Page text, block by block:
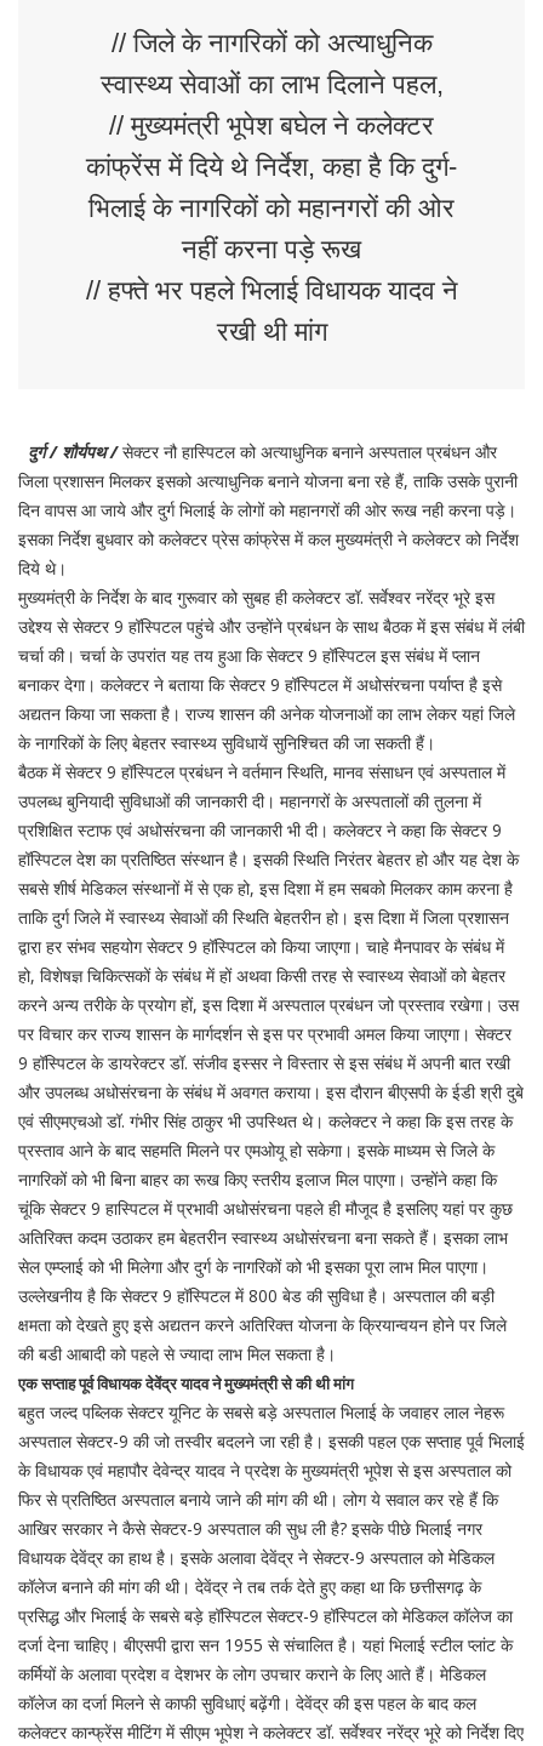
// जिले के नागरिकों को अत्याधुनिक
स्वास्थ्य सेवाओं का लाभ दिलाने पहल,
// मुख्यमंत्री भूपेश बघेल ने कलेक्टर
कांफ्रेंस में दिये थे निर्देश, कहा है कि दुर्ग-
भिलाई के नागरिकों को महानगरों की ओर
नहीं करना पड़े रूख
// हफ्ते भर पहले भिलाई विधायक यादव ने
रखी थी मांग
दुर्ग / शौर्यपथ / सेक्टर नौ हास्पिटल को अत्याधुनिक बनाने अस्पताल प्रबंधन और
जिला प्रशासन मिलकर इसको अत्याधुनिक बनाने योजना बना रहे हैं, ताकि उसके पुरानी
दिन वापस आ जाये और दुर्ग भिलाई के लोगों को महानगरों की ओर रूख नही करना पड़े।
इसका निर्देश बुधवार को कलेक्टर प्रेस कांफ्रेस में कल मुख्यमंत्री ने कलेक्टर को निर्देश
दिये थे।
मुख्यमंत्री के निर्देश के बाद गुरूवार को सुबह ही कलेक्टर डॉ. सर्वेश्वर नरेंद्र भूरे इस
उद्देश्य से सेक्टर 9 हॉस्पिटल पहुंचे और उन्होंने प्रबंधन के साथ बैठक में इस संबंध में लंबी
चर्चा की। चर्चा के उपरांत यह तय हुआ कि सेक्टर 9 हॉस्पिटल इस संबंध में प्लान
बनाकर देगा। कलेक्टर ने बताया कि सेक्टर 9 हॉस्पिटल में अधोसंरचना पर्याप्त है इसे
अद्यतन किया जा सकता है। राज्य शासन की अनेक योजनाओं का लाभ लेकर यहां जिले
के नागरिकों के लिए बेहतर स्वास्थ्य सुविधायें सुनिश्चित की जा सकती हैं।
बैठक में सेक्टर 9 हॉस्पिटल प्रबंधन ने वर्तमान स्थिति, मानव संसाधन एवं अस्पताल में
उपलब्ध बुनियादी सुविधाओं की जानकारी दी। महानगरों के अस्पतालों की तुलना में
प्रशिक्षित स्टाफ एवं अधोसंरचना की जानकारी भी दी। कलेक्टर ने कहा कि सेक्टर 9
हॉस्पिटल देश का प्रतिष्ठित संस्थान है। इसकी स्थिति निरंतर बेहतर हो और यह देश के
सबसे शीर्ष मेडिकल संस्थानों में से एक हो, इस दिशा में हम सबको मिलकर काम करना है
ताकि दुर्ग जिले में स्वास्थ्य सेवाओं की स्थिति बेहतरीन हो। इस दिशा में जिला प्रशासन
द्वारा हर संभव सहयोग सेक्टर 9 हॉस्पिटल को किया जाएगा। चाहे मैनपावर के संबंध में
हो, विशेषज्ञ चिकित्सकों के संबंध में हों अथवा किसी तरह से स्वास्थ्य सेवाओं को बेहतर
करने अन्य तरीके के प्रयोग हों, इस दिशा में अस्पताल प्रबंधन जो प्रस्ताव रखेगा। उस
पर विचार कर राज्य शासन के मार्गदर्शन से इस पर प्रभावी अमल किया जाएगा। सेक्टर
9 हॉस्पिटल के डायरेक्टर डॉ. संजीव इस्सर ने विस्तार से इस संबंध में अपनी बात रखी
और उपलब्ध अधोसंरचना के संबंध में अवगत कराया। इस दौरान बीएसपी के ईडी श्री दुबे
एवं सीएमएचओ डॉ. गंभीर सिंह ठाकुर भी उपस्थित थे। कलेक्टर ने कहा कि इस तरह के
प्रस्ताव आने के बाद सहमति मिलने पर एमओयू हो सकेगा। इसके माध्यम से जिले के
नागरिकों को भी बिना बाहर का रूख किए स्तरीय इलाज मिल पाएगा। उन्होंने कहा कि
चूंकि सेक्टर 9 हास्पिटल में प्रभावी अधोसंरचना पहले ही मौजूद है इसलिए यहां पर कुछ
अतिरिक्त कदम उठाकर हम बेहतरीन स्वास्थ्य अधोसंरचना बना सकते हैं। इसका लाभ
सेल एम्प्लाई को भी मिलेगा और दुर्ग के नागरिकों को भी इसका पूरा लाभ मिल पाएगा।
उल्लेखनीय है कि सेक्टर 9 हॉस्पिटल में 800 बेड की सुविधा है। अस्पताल की बड़ी
क्षमता को देखते हुए इसे अद्यतन करने अतिरिक्त योजना के क्रियान्वयन होने पर जिले
की बडी आबादी को पहले से ज्यादा लाभ मिल सकता है।
एक सप्ताह पूर्व विधायक देवेंद्र यादव ने मुख्यमंत्री से की थी मांग
बहुत जल्द पब्लिक सेक्टर यूनिट के सबसे बड़े अस्पताल भिलाई के जवाहर लाल नेहरू
अस्पताल सेक्टर-9 की जो तस्वीर बदलने जा रही है। इसकी पहल एक सप्ताह पूर्व भिलाई
के विधायक एवं महापौर देवेन्द्र यादव ने प्रदेश के मुख्यमंत्री भूपेश से इस अस्पताल को
फिर से प्रतिष्ठित अस्पताल बनाये जाने की मांग की थी। लोग ये सवाल कर रहे हैं कि
आखिर सरकार ने कैसे सेक्टर-9 अस्पताल की सुध ली है? इसके पीछे भिलाई नगर
विधायक देवेंद्र का हाथ है। इसके अलावा देवेंद्र ने सेक्टर-9 अस्पताल को मेडिकल
कॉलेज बनाने की मांग की थी। देवेंद्र ने तब तर्क देते हुए कहा था कि छत्तीसगढ़ के
प्रसिद्ध और भिलाई के सबसे बड़े हॉस्पिटल सेक्टर-9 हॉस्पिटल को मेडिकल कॉलेज का
दर्जा देना चाहिए। बीएसपी द्वारा सन 1955 से संचालित है। यहां भिलाई स्टील प्लांट के
कर्मियों के अलावा प्रदेश व देशभर के लोग उपचार कराने के लिए आते हैं। मेडिकल
कॉलेज का दर्जा मिलने से काफी सुविधाएं बढ़ेंगी। देवेंद्र की इस पहल के बाद कल
कलेक्टर कान्फ्रेंस मीटिंग में सीएम भूपेश ने कलेक्टर डॉ. सर्वेश्वर नरेंद्र भूरे को निर्देश दिए